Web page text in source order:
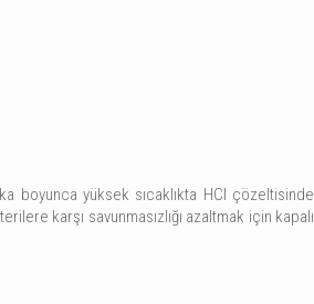
boyunca yüksek sıcaklıkta HCI çözeltisinde
karşı savunmasızlığı azaltmak için kapalı